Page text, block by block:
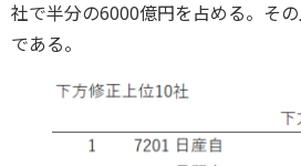
社で半分の6000億円を占める。そ
である。